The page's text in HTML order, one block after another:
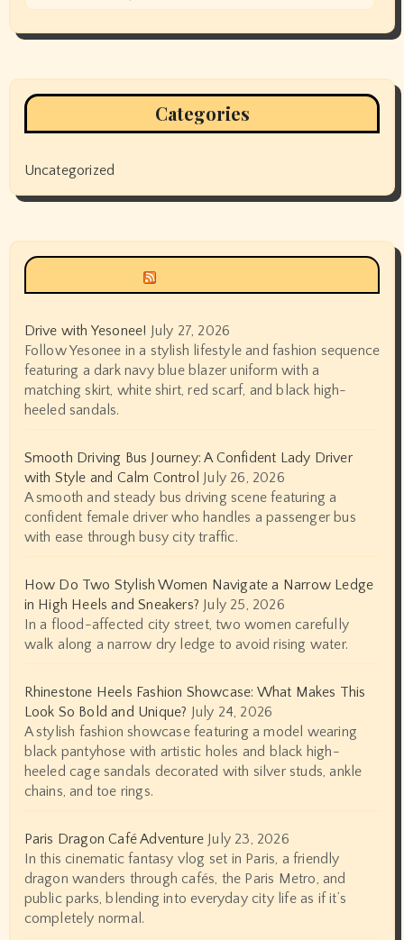
Categories
Uncategorized
Drive with Yesonee! July 27, 2026
Follow Yesonee in a stylish lifestyle and fashion sequence
featuring a dark navy blue blazer uniform with a
matching skirt, white shirt, red scarf, and black high-
heeled sandals.
Smooth Driving Bus Journey: A Confident Lady Driver
with Style and Calm Control July 26, 2026
A smooth and steady bus driving scene featuring a
confident female driver who handles a passenger bus
with ease through busy city traffic.
How Do Two Stylish Women Navigate a Narrow Ledge
in High Heels and Sneakers? July 25, 2026
In a flood-affected city street, two women carefully
walk along a narrow dry ledge to avoid rising water.
Rhinestone Heels Fashion Showcase: What Makes This
Look So Bold and Unique? July 24, 2026
A stylish fashion showcase featuring a model wearing
black pantyhose with artistic holes and black high-
heeled cage sandals decorated with silver studs, ankle
chains, and toe rings.
Paris Dragon Café Adventure July 23, 2026
In this cinematic fantasy vlog set in Paris, a friendly
dragon wanders through cafés, the Paris Metro, and
public parks, blending into everyday city life as if it’s
completely normal.